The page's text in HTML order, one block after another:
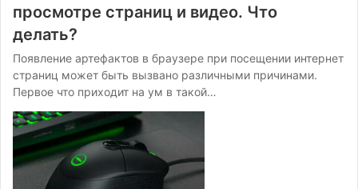
просмотре страниц и видео. Что
делать?
Появление артефактов в браузере при посещении интернет
страниц может быть вызвано различными причинами.
Первое что приходит на ум в такой…